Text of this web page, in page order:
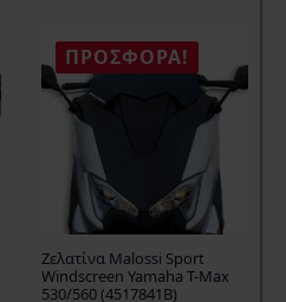
ΠΡΟΣΦΟΡΆ!
Ζελατίνα Malossi Sport
Windscreen Yamaha T-Max
530/560 (4517841B)